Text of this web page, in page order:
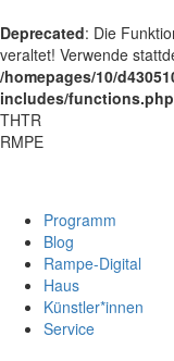
Deprecated: Die
veraltet! Verwende
/homepages/10/
includes/functions.php
THTR
RMPE
Programm
Blog
Rampe-Digital
Haus
Künstler*innen
Service